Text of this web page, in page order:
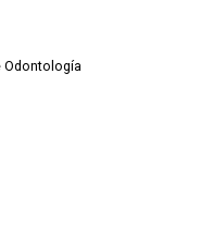
Odontología